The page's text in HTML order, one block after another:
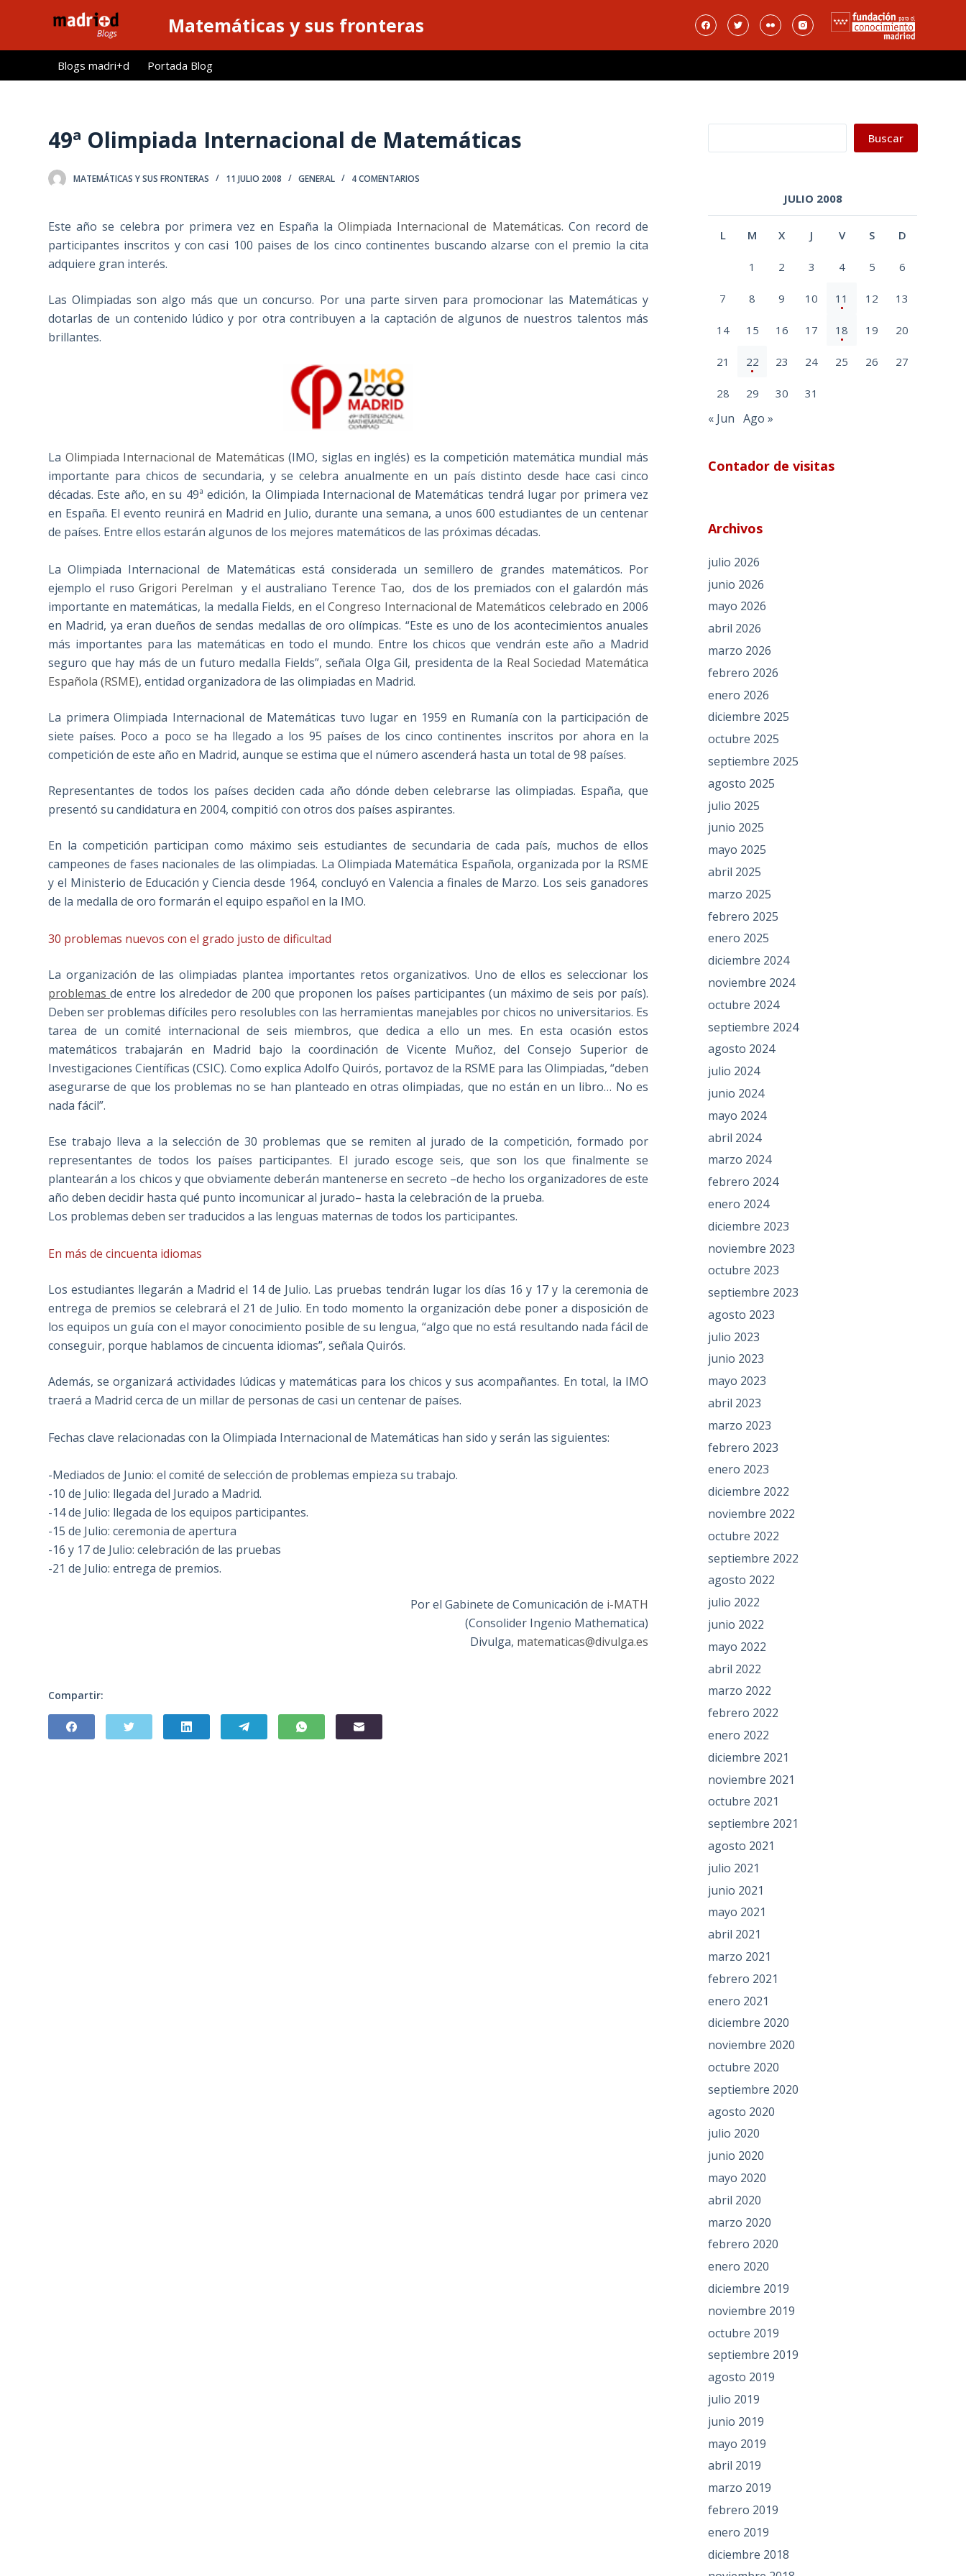
l
Matemáticas y sus fronteras
Blogs madri+d Portada Blog
49ª Olimpiada Internacional de Matemáticas
MATEMÁTICAS Y SUS FRONTERAS 11 JULIO 2008 GENERAL 4 COMENTARIOS
Este año se celebra por primera vez en España laOlimpiada Internacional de Matemáticas. Con record de
participantes inscritos y con casi 100 paises de los cinco continentes buscando alzarse con el premio la cita
adquiere gran interés.
Las Olimpiadas son algo más que un concurso. Por una parte sirven para promocionar las Matemáticas y
dotarlas de un contenido lúdico y por otra contribuyen a la captación de algunos de nuestros talentos más
brillantes.
La Olimpiada Internacional de Matemáticas (IMO, siglas en inglés) es la competición matemática mundial más
importante para chicos de secundaria, y se celebra anualmente en un país distinto desde hace casi cinco
décadas. Este año, en su 49ª edición, la Olimpiada Internacional de Matemáticas tendrá lugar por primera vez
en España. El evento reunirá en Madrid en Julio, durante una semana, a unos 600 estudiantes de un centenar
de países. Entre ellos estarán algunos de los mejores matemáticos de las próximas décadas.
La Olimpiada Internacional de Matemáticas está considerada un semillero de grandes matemáticos. Por
ejemplo el ruso Grigori Perelman y el australiano Terence Tao, dos de los premiados con el galardón más
importante en matemáticas, la medalla Fields, en elCongreso Internacional de Matemáticos celebrado en 2006
en Madrid, ya eran dueños de sendas medallas de oro olímpicas. “Este es uno de los acontecimientos anuales
más importantes para las matemáticas en todo el mundo. Entre los chicos que vendrán este año a Madrid
seguro que hay más de un futuro medalla Fields”, señala Olga Gil, presidenta de la Real Sociedad Matemática
Española (RSME), entidad organizadora de las olimpiadas en Madrid.
La primera Olimpiada Internacional de Matemáticas tuvo lugar en 1959 en Rumanía con la participación de
siete países. Poco a poco se ha llegado a los 95 países de los cinco continentes inscritos por ahora en la
competición de este año en Madrid, aunque se estima que el número ascenderá hasta un total de 98 países.
Representantes de todos los países deciden cada año dónde deben celebrarse las olimpiadas. España, que
presentó su candidatura en 2004, compitió con otros dos países aspirantes.
En la competición participan como máximo seis estudiantes de secundaria de cada país, muchos de ellos
campeones de fases nacionales de las olimpiadas. La Olimpiada Matemática Española, organizada por la RSME
y el Ministerio de Educación y Ciencia desde 1964, concluyó en Valencia a finales de Marzo. Los seis ganadores
de la medalla de oro formarán el equipo español en la IMO.
30 problemas nuevos con el grado justo de dificultad
La organización de las olimpiadas plantea importantes retos organizativos. Uno de ellos es seleccionar los
problemasde entre los alrededor de 200 que proponen los países participantes (un máximo de seis por país).
Deben ser problemas difíciles pero resolubles con las herramientas manejables por chicos no universitarios. Es
tarea de un comité internacional de seis miembros, que dedica a ello un mes. En esta ocasión estos
matemáticos trabajarán en Madrid bajo la coordinación de Vicente Muñoz, del Consejo Superior de
Investigaciones Científicas (CSIC). Como explica Adolfo Quirós, portavoz de la RSME para las Olimpiadas, “deben
asegurarse de que los problemas no se han planteado en otras olimpiadas, que no están en un libro… No es
nada fácil”.
Ese trabajo lleva a la selección de 30 problemas que se remiten al jurado de la competición, formado por
representantes de todos los países participantes. El jurado escoge seis, que son los que finalmente se
plantearán a los chicos y que obviamente deberán mantenerse en secreto –de hecho los organizadores de este
año deben decidir hasta qué punto incomunicar al jurado– hasta la celebración de la prueba.
Los problemas deben ser traducidos a las lenguas maternas de todos los participantes.
En más de cincuenta idiomas
Los estudiantes llegarán a Madrid el 14 de Julio. Las pruebas tendrán lugar los días 16 y 17 y la ceremonia de
entrega de premios se celebrará el 21 de Julio. En todo momento la organización debe poner a disposición de
los equipos un guía con el mayor conocimiento posible de su lengua, “algo que no está resultando nada fácil de
conseguir, porque hablamos de cincuenta idiomas”, señala Quirós.
Además, se organizará actividades lúdicas y matemáticas para los chicos y sus acompañantes. En total, la IMO
traerá a Madrid cerca de un millar de personas de casi un centenar de países.
Fechas clave relacionadas con la Olimpiada Internacional de Matemáticas han sido y serán las siguientes:
-Mediados de Junio: el comité de selección de problemas empieza su trabajo.
-10 de Julio: llegada del Jurado a Madrid.
-14 de Julio: llegada de los equipos participantes.
-15 de Julio: ceremonia de apertura
-16 y 17 de Julio: celebración de las pruebas
-21 de Julio: entrega de premios.
Por el Gabinete de Comunicación de i-MATH
(Consolider Ingenio Mathematica)
Divulga, matematicas@divulga.es
Compartir:
Buscar
JULIO 2008
L M X J V S D
1 2 3 4 5 6
7 8 9 10 11 12 13
14 15 16 17 18 19 20
21 22 23 24 25 26 27
28 29 30 31
« Jun Ago »
Contador de visitas
Archivos
julio 2026
junio 2026
mayo 2026
abril 2026
marzo 2026
febrero 2026
enero 2026
diciembre 2025
octubre 2025
septiembre 2025
agosto 2025
julio 2025
junio 2025
mayo 2025
abril 2025
marzo 2025
febrero 2025
enero 2025
diciembre 2024
noviembre 2024
octubre 2024
septiembre 2024
agosto 2024
julio 2024
junio 2024
mayo 2024
abril 2024
marzo 2024
febrero 2024
enero 2024
diciembre 2023
noviembre 2023
octubre 2023
septiembre 2023
agosto 2023
julio 2023
junio 2023
mayo 2023
abril 2023
marzo 2023
febrero 2023
enero 2023
diciembre 2022
noviembre 2022
octubre 2022
septiembre 2022
agosto 2022
julio 2022
junio 2022
mayo 2022
abril 2022
marzo 2022
febrero 2022
enero 2022
diciembre 2021
noviembre 2021
octubre 2021
septiembre 2021
agosto 2021
julio 2021
junio 2021
mayo 2021
abril 2021
marzo 2021
febrero 2021
enero 2021
diciembre 2020
noviembre 2020
octubre 2020
septiembre 2020
agosto 2020
julio 2020
junio 2020
mayo 2020
abril 2020
marzo 2020
febrero 2020
enero 2020
diciembre 2019
noviembre 2019
octubre 2019
septiembre 2019
agosto 2019
julio 2019
junio 2019
mayo 2019
abril 2019
marzo 2019
febrero 2019
enero 2019
diciembre 2018